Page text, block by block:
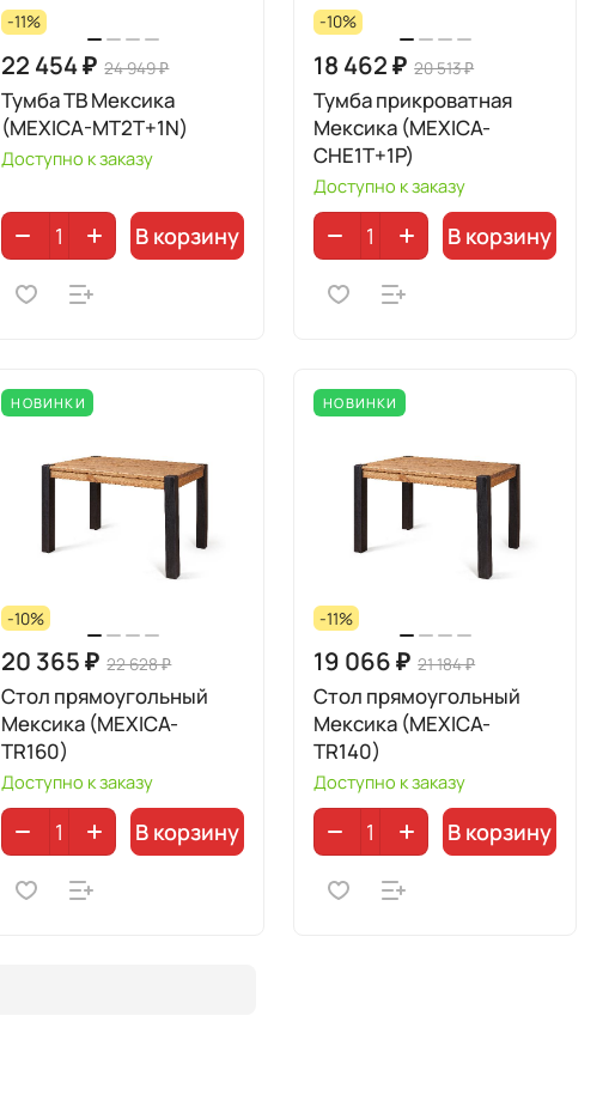
-11%
22 454 ₽ 24 949 ₽
Тумба ТВ Мексика
(MEXICA-MT2T+1N)
Доступно к заказу
В корзину
-10%
18 462 ₽ 20 513 ₽
Тумба прикроватная
Мексика (MEXICA-
CHE1T+1P)
Доступно к заказу
В корзину
НОВИНКИ
-10%
20 365 ₽ 22 628 ₽
Стол прямоугольный
Мексика (MEXICA-
TR160)
Доступно к заказу
В корзину
НОВИНКИ
-11%
19 066 ₽ 21 184 ₽
Стол прямоугольный
Мексика (MEXICA-
TR140)
Доступно к заказу
В корзину